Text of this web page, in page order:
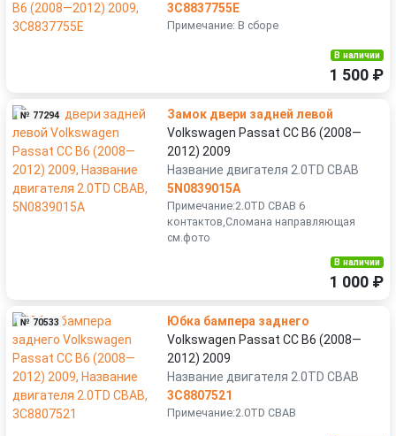
3C8837755E
Примечание: В сборе
В наличии
1 500 ₽
№ 77294
Замок двери задней левой
Volkswagen Passat CC B6 (2008—
2012) 2009
Название двигателя 2.0TD CBAB
5N0839015A
Примечание:2.0TD CBAB 6
контактов,Сломана направляющая
см.фото
В наличии
1 000 ₽
№ 70533
Юбка бампера заднего
Volkswagen Passat CC B6 (2008—
2012) 2009
Название двигателя 2.0TD CBAB
3C8807521
Примечание:2.0TD CBAB